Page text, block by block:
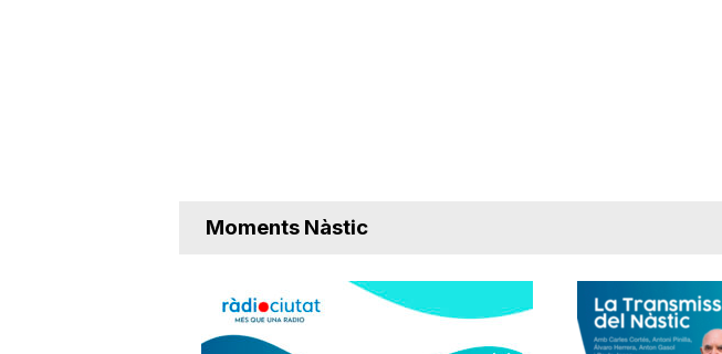
i
Moments Nàstic